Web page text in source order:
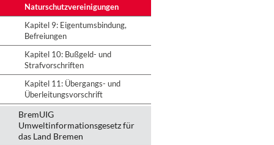
Naturschutzvereinigungen
Kapitel 9: Eigentumsbindung,
Befreiungen
Kapitel 10: Bußgeld- und
Strafvorschriften
Kapitel 11: Übergangs- und
Überleitungsvorschrift
BremUIG
Umweltinformationsgesetz für
das Land Bremen